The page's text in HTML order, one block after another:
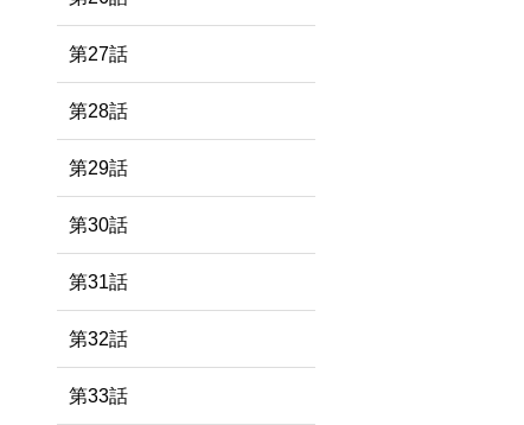
第27話
第28話
第29話
第30話
第31話
第32話
第33話